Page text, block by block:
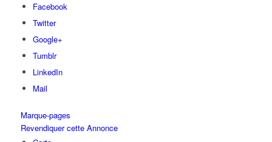
Facebook
Twitter
Google+
Tumblr
LinkedIn
Mail
Marque-pages
Revendiquer cette Annonce